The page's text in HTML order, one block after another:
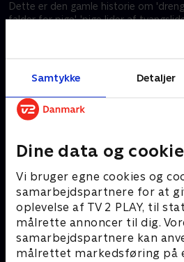
Samtykke Detaljer
Dine data og
Vi bruger egne cookies og
samarbejdspartnere for at
oplevelse af TV 2 PLAY, til
målrette annoncer til dig.
samarbejdspartnere kan
målrettet markedsføring på
Dette er den gamle historie om
falder for pige', 'pige lider af
Kræver tilkøb
Mere indhold fra Disney+